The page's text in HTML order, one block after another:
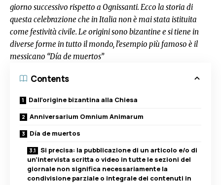
giorno successivo rispetto a Ognissanti. Ecco la storia di
questa celebrazione che in Italia non è mai stata istituita
come festività civile. Le origini sono bizantine e si tiene in
diverse forme in tutto il mondo, l’esempio più famoso è il
messicano “Día de muertos”
Contents
Dall’origine bizantina alla Chiesa
Anniversarium Omnium Animarum
Día de muertos
Si precisa: la pubblicazione di un articolo e/o di
un’intervista scritta o video in tutte le sezioni del
giornale non significa necessariamente la
condivisione parziale o integrale dei contenuti in